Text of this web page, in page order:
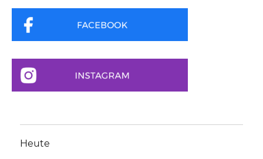
Heute